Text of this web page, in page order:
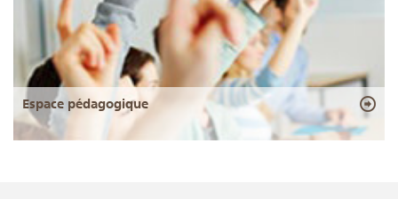
Espace pédagogique